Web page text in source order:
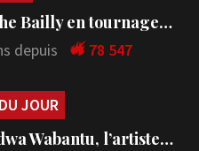
Bailly en tournage…
depuis 78 547
JOUR
Wabantu, l’artiste…